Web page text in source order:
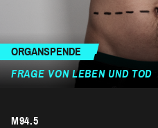
ORGANSPENDE
FRAGE VON LEBEN UND TOD
M94.5